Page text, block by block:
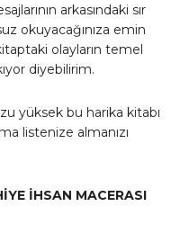
arkasındaki sır
okuyacağınıza emin
olayların temel
diyebilirim.
yüksek bu harika kitabı
listenize almanızı
İHSAN MACERASI